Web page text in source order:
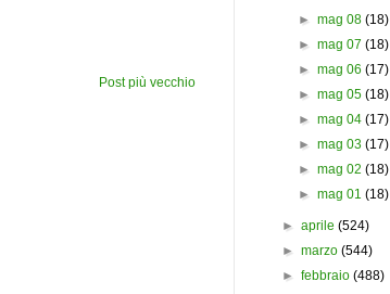
Post più vecchio
► mag 08 (18)
► mag 07 (18)
► mag 06 (17)
► mag 05 (18)
► mag 04 (17)
► mag 03 (17)
► mag 02 (18)
► mag 01 (18)
►aprile (524)
►marzo (544)
►febbraio (488)